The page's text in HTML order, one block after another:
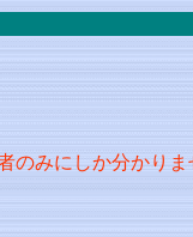
みにしか分かりま